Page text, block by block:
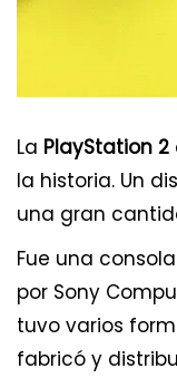
La PlayStation 2
la historia. Un
una gran
Fue una
por Sony
tuvo varios
fabricó y